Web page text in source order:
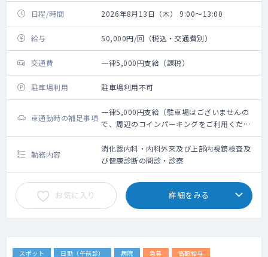
日程/時間 2026年8月13日（木） 9:00～13:00
給与 50,000円/回（税込・交通費別）
交通費 一律5,000円支給（課税）
駐車場利用 駐車場利用不可
車通勤時の補足事項
一律5,000円支給（駐車場はございませんの
で、周辺のコインパーキングをご利用くださ
い）
勤務内容
消化器内科・内科外来及び上部内視鏡検査及
び健康診断の問診・診察
お気に入り 詳細をみる
スポット 日勤（午前診） 病院 急募
高額給与